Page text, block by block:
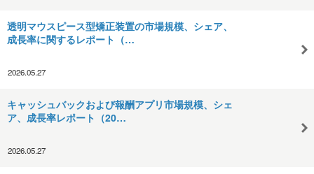
透明マウスピース型矯正装置の市場規模、シェア、
成長率に関するレポート（…
2026.05.27
キャッシュバックおよび報酬アプリ市場規模、シェ
ア、成長率レポート（20…
2026.05.27